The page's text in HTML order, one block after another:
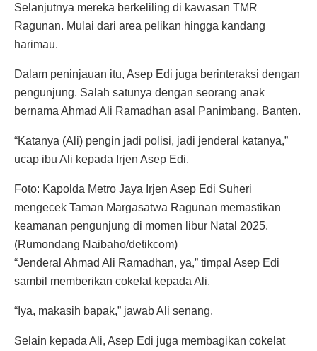
Selanjutnya mereka berkeliling di kawasan TMR
Ragunan. Mulai dari area pelikan hingga kandang
harimau.
Dalam peninjauan itu, Asep Edi juga berinteraksi dengan
pengunjung. Salah satunya dengan seorang anak
bernama Ahmad Ali Ramadhan asal Panimbang, Banten.
“Katanya (Ali) pengin jadi polisi, jadi jenderal katanya,”
ucap ibu Ali kepada Irjen Asep Edi.
Foto: Kapolda Metro Jaya Irjen Asep Edi Suheri
mengecek Taman Margasatwa Ragunan memastikan
keamanan pengunjung di momen libur Natal 2025.
(Rumondang Naibaho/detikcom)
“Jenderal Ahmad Ali Ramadhan, ya,” timpal Asep Edi
sambil memberikan cokelat kepada Ali.
“Iya, makasih bapak,” jawab Ali senang.
Selain kepada Ali, Asep Edi juga membagikan cokelat